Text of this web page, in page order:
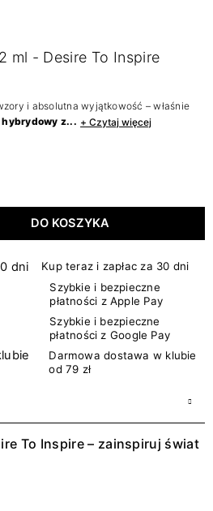
ml - Desire To Inspire
i absolutna wyjątkowość – właśnie
z... + Czytaj więcej
DO KOSZYKA
Kup teraz i zapłac za 30 dni
Szybkie i bezpieczne
płatności z Apple Pay
Szybkie i bezpieczne
płatności z Google Pay
Darmowa dostawa w klubie
od 79 zł
To Inspire – zainspiruj świat